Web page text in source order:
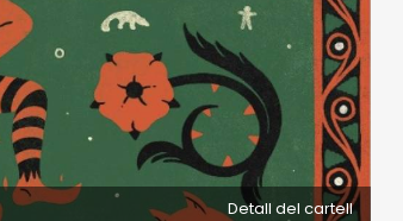
Detall del cartell